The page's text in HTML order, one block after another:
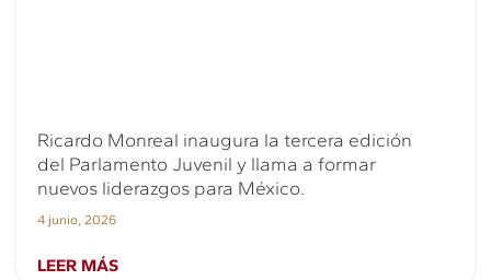
Ricardo Monreal inaugura la tercera edición
del Parlamento Juvenil y llama a formar
nuevos liderazgos para México.
4 junio, 2026
LEER MÁS